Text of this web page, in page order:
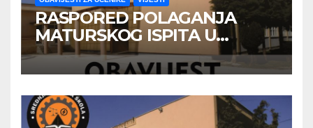
RASPORED POLAGANJA
MATURSKOG ISPITA U
JUNSKOM ISPITNOM ROKU